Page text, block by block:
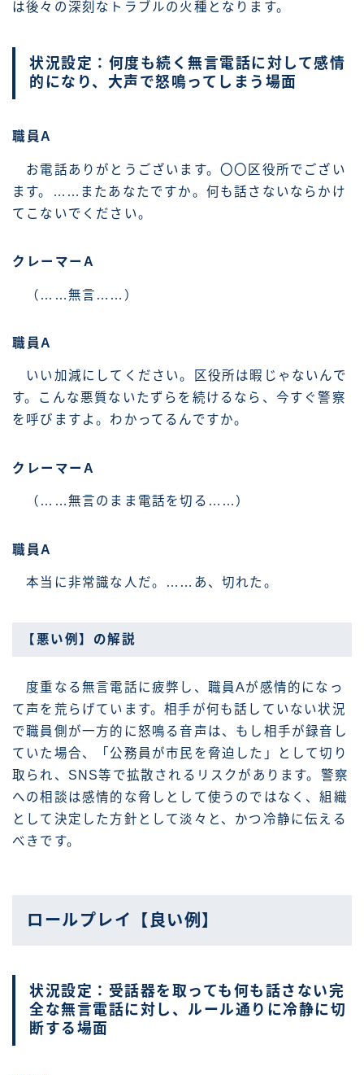
は後々の深刻なトラブルの火種となります。
状況設定：何度も続く無言電話に対して感情
的になり、大声で怒鳴ってしまう場面
職員A
お電話ありがとうございます。〇〇区役所でござい
ます。……またあなたですか。何も話さないならかけ
てこないでください。
クレーマーA
（……無言……）
職員A
いい加減にしてください。区役所は暇じゃないんで
す。こんな悪質ないたずらを続けるなら、今すぐ警察
を呼びますよ。わかってるんですか。
クレーマーA
（……無言のまま電話を切る……）
職員A
本当に非常識な人だ。……あ、切れた。
【悪い例】の解説
度重なる無言電話に疲弊し、職員Aが感情的になっ
て声を荒らげています。相手が何も話していない状況
で職員側が一方的に怒鳴る音声は、もし相手が録音し
ていた場合、「公務員が市民を脅迫した」として切り
取られ、SNS等で拡散されるリスクがあります。警察
への相談は感情的な脅しとして使うのではなく、組織
として決定した方針として淡々と、かつ冷静に伝える
べきです。
ロールプレイ【良い例】
状況設定：受話器を取っても何も話さない完
全な無言電話に対し、ルール通りに冷静に切
断する場面